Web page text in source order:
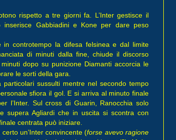
rispetto a tre giorni fa. L’Inter gestisce il
Gabbiadini e Kone per dare peso
controtempo la difesa felsinea e dal limite
di minuti dalla fine, chiude il discorso
dopo su punizione Diamanti accorcia le
le sorti della gara.
sussulti mentre nel secondo tempo
sfiora il gol. E si arriva al minuto finale
l’Inter. Sul cross di Guarin, Ranocchia solo
supera Agliardi che in uscita si scontra con
centrata può iniziare.
un’Inter convincente (forse avevo ragione